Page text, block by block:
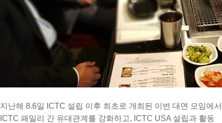
지난해 8.6일 ICTC 설립 이후 최초로 개최된 이번 대면 모임에서
ICTC 패밀리 간 유대관계를 강화하고, ICTC USA 설립과 활동